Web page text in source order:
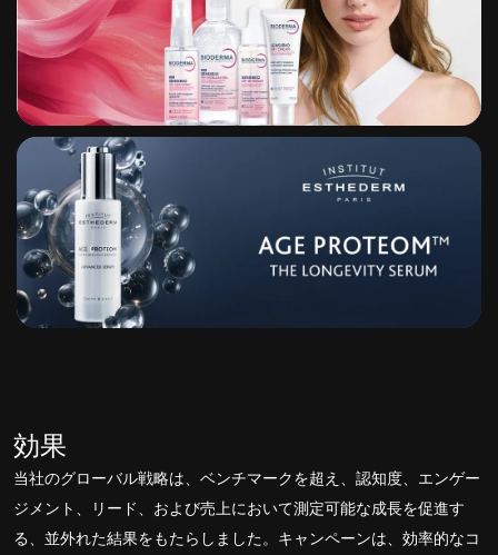
効果
当社のグローバル戦略は、ベンチマークを超え、認知度、エンゲー
ジメント、リード、および売上において測定可能な成長を促進す
る、並外れた結果をもたらしました。キャンペーンは、効率的なコ